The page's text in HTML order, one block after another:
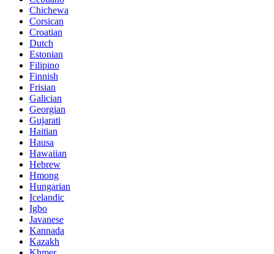
Chichewa
Corsican
Croatian
Dutch
Estonian
Filipino
Finnish
Frisian
Galician
Georgian
Gujarati
Haitian
Hausa
Hawaiian
Hebrew
Hmong
Hungarian
Icelandic
Igbo
Javanese
Kannada
Kazakh